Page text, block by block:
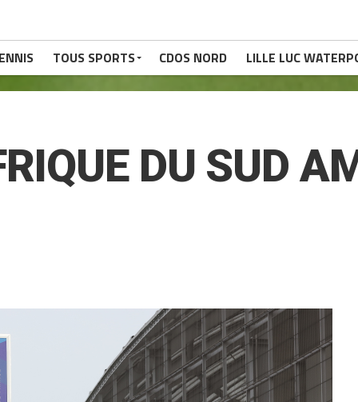
TOUS SPORTS CDOS NORD LILLE LUC
DU SUD